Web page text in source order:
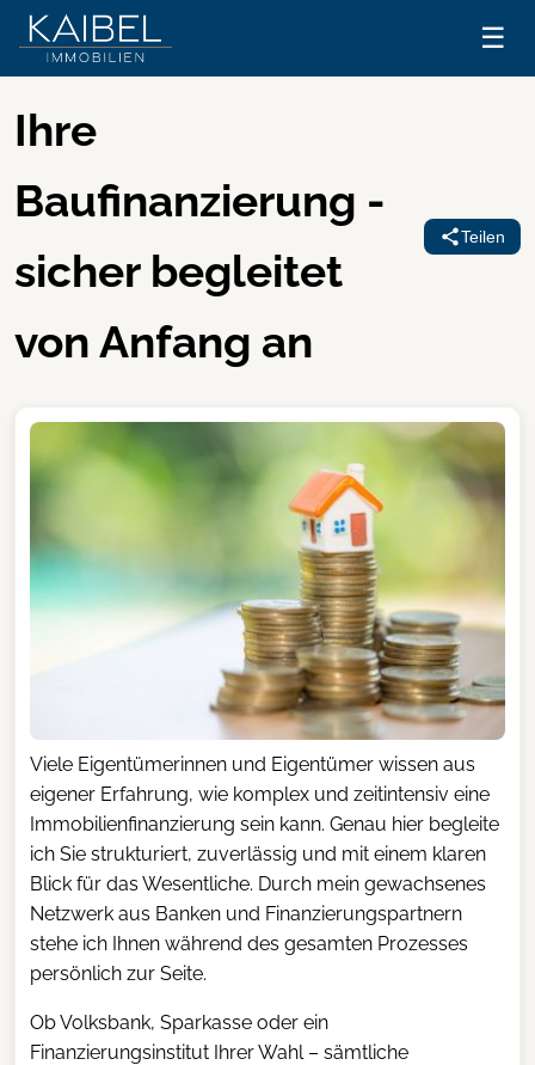
☰
Ihre
Baufinanzierung -
sicher begleitet
von Anfang an
Teilen
Viele Eigentümerinnen und Eigentümer wissen aus
eigener Erfahrung, wie komplex und zeitintensiv eine
Immobilienfinanzierung sein kann. Genau hier begleite
ich Sie strukturiert, zuverlässig und mit einem klaren
Blick für das Wesentliche. Durch mein gewachsenes
Netzwerk aus Banken und Finanzierungspartnern
stehe ich Ihnen während des gesamten Prozesses
persönlich zur Seite.
Ob Volksbank, Sparkasse oder ein
Finanzierungsinstitut Ihrer Wahl – sämtliche